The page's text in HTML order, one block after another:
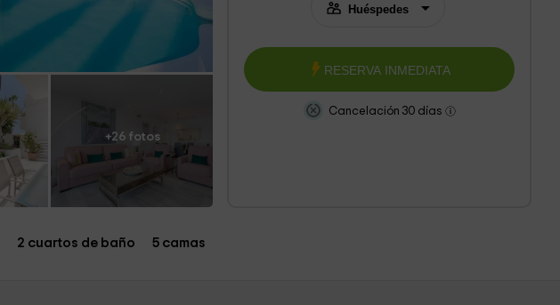
+26 fotos
RESERVA INMEDIATA
Cancelación 30 días
2 cuartos de baño 5 camas